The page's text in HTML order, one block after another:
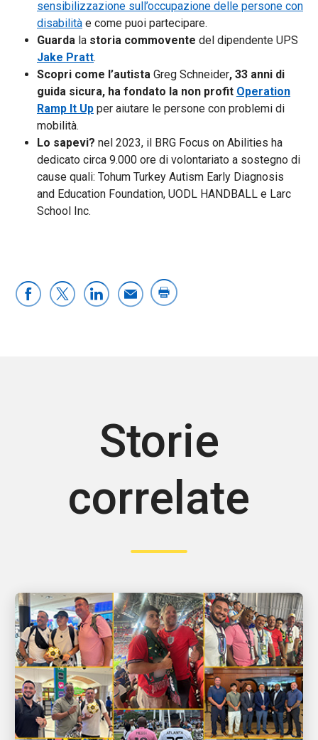
sensibilizzazione sull’occupazione delle persone con
disabilità e come puoi partecipare.
Guarda la storia commovente del dipendente UPS
Jake Pratt.
Scopri come l’autista Greg Schneider, 33 anni di
guida sicura, ha fondato la non profit Operation
Ramp It Up per aiutare le persone con problemi di
mobilità.
Lo sapevi? nel 2023, il BRG Focus on Abilities ha
dedicato circa 9.000 ore di volontariato a sostegno di
cause quali: Tohum Turkey Autism Early Diagnosis
and Education Foundation, UODL HANDBALL e Larc
School Inc.
Storie
correlate